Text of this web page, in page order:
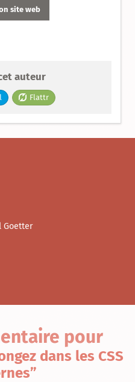
site web
auteur
Flattr
Goetter
pour
dans les CSS